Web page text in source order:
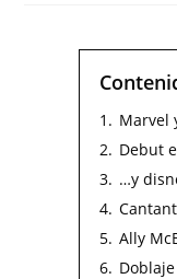
1. Marvel
2. Debut
3. …y
4.
5. Ally
6. Doblaje